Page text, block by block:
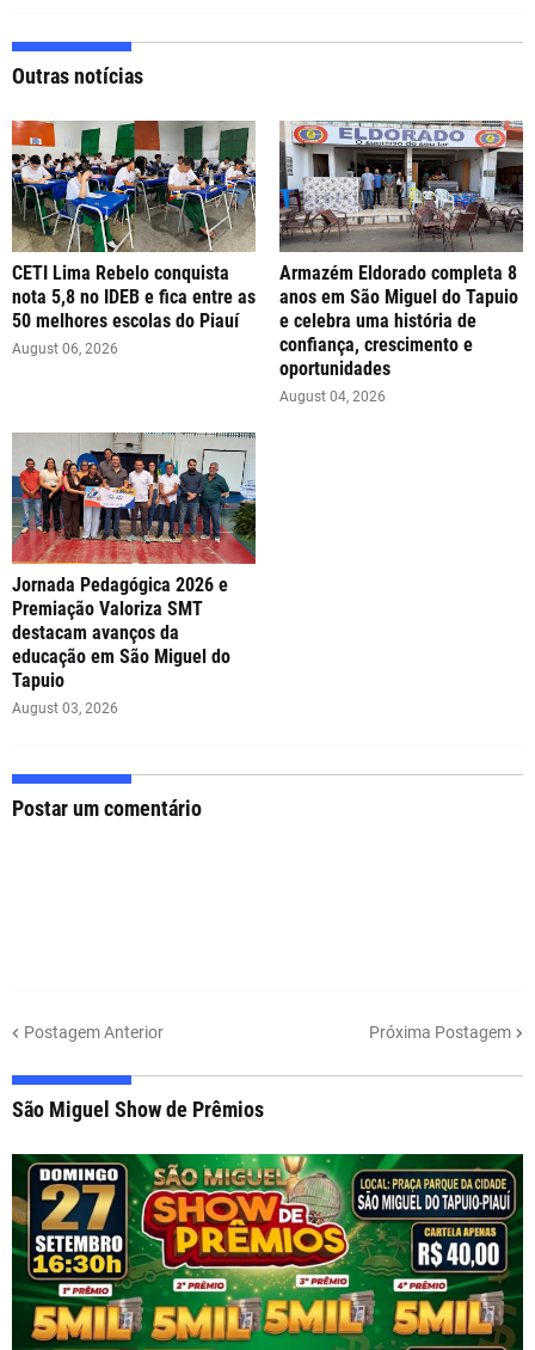
Outras notícias
CETI Lima Rebelo conquista
nota 5,8 no IDEB e fica entre as
50 melhores escolas do Piauí
August 06, 2026
Armazém Eldorado completa 8
anos em São Miguel do Tapuio
e celebra uma história de
confiança, crescimento e
oportunidades
August 04, 2026
Jornada Pedagógica 2026 e
Premiação Valoriza SMT
destacam avanços da
educação em São Miguel do
Tapuio
August 03, 2026
Postar um comentário
Postagem Anterior Próxima Postagem
São Miguel Show de Prêmios